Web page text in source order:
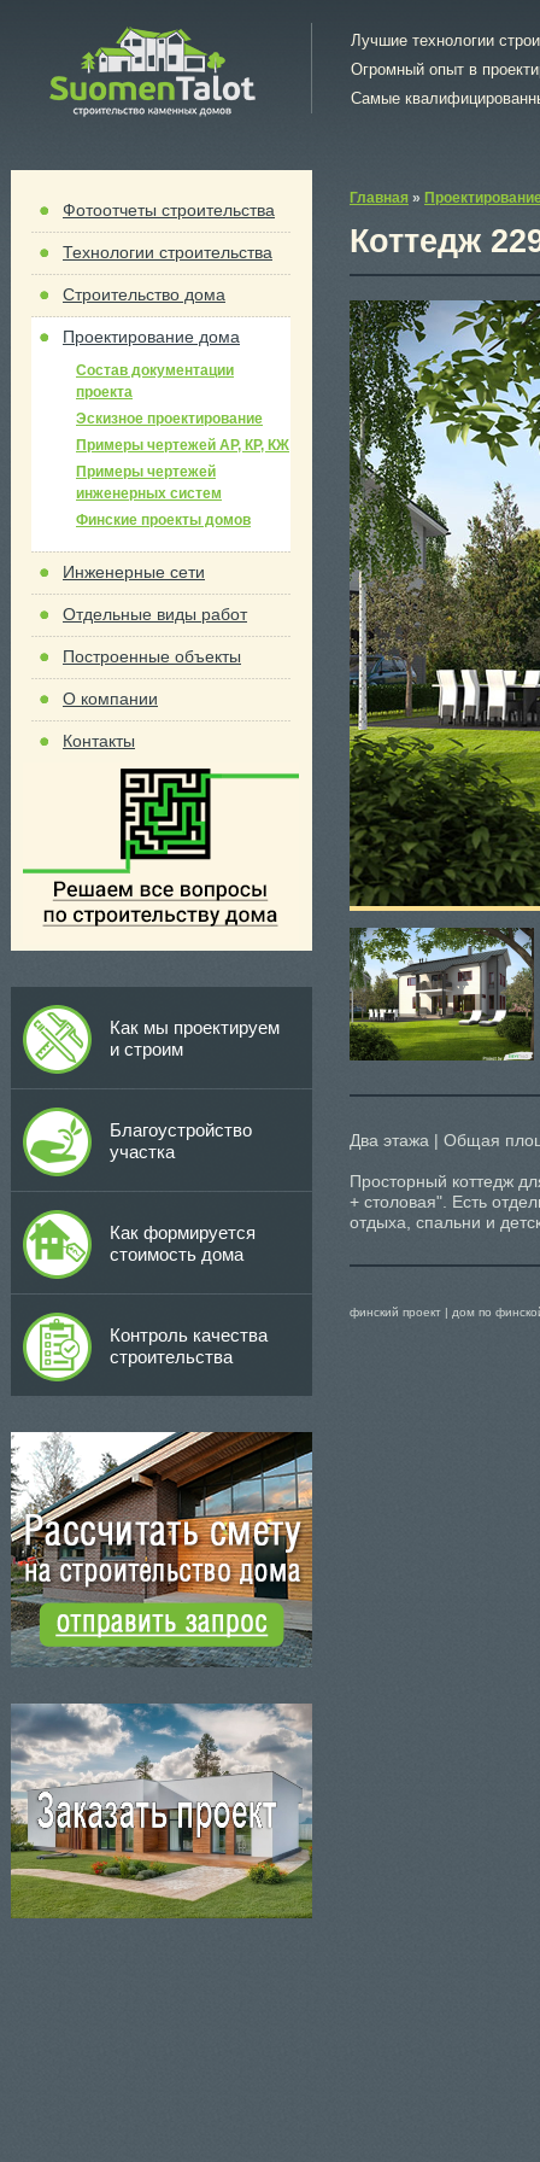
Лучшие технологии
Огромный опыт в
Самые
Фотоотчеты строительства
Технологии строительства
Строительство дома
Проектирование дома
Состав документации
проекта
Эскизное проектирование
Примеры чертежей АР, КР, КЖ
Примеры чертежей
инженерных систем
Финские проекты домов
Инженерные сети
Отдельные виды работ
Построенные объекты
О компании
Контакты
Как мы проектируем
и строим
Благоустройство
участка
Как формируется
стоимость дома
Контроль качества
строительства
Главная »
Коттедж
Два этажа | Общая
Просторный коттедж
+ столовая". Есть
отдыха, спальни и
финский проект | дом по